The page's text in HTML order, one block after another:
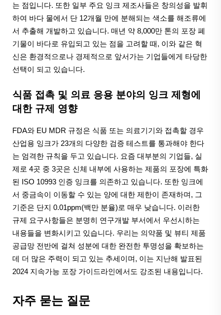
는 점입니다. 또한 일부 주요 잉크 제조사들은 창의성을 발휘
하여 바다 물에서 단 12개월 만에 분해되는 색소를 해조류에
서 추출해 개발하고 있습니다. 매년 약 8,000만 톤의 포장 폐
기물이 바다로 유입되고 있는 점을 고려할 때, 이와 같은 혁
신은 환경적으로나 경제적으로 앞서가는 기업들에게 타당한
선택이 되고 있습니다.
식품 접촉 및 의료 응용 분야의 잉크 제형에
대한 규제 영향
FDA와 EU MDR 규정은 식품 또는 의료기기와 접촉할 경우
산업용 잉크가 23개의 다양한 검증 테스트를 통과해야 한다
는 엄격한 규칙을 두고 있습니다. 요즘 대부분의 기업들, 실
제로 4곳 중 3곳은 신체 내부에 사용하는 제품의 포장에 특화
된 ISO 10993 인증 잉크를 의존하고 있습니다. 또한 잉크에
서 중금속이 이동할 수 있는 양에 대한 제한이 존재하며, 그
기준은 단지 0.01ppm(백만 분율)로 매우 낮습니다. 이러한
규제 요구사항들은 분명히 연구개발 부서에서 우선시하는
내용들을 변화시키고 있습니다. 우리는 의약품 및 뷰티 제품
공급망 전반에 걸쳐 성분에 대한 완전한 투명성을 확보하는
데 더 많은 주력이 되고 있는 추세이며, 이는 지난해 발표된
2024 지속가능 포장 가이드라인에서도 강조된 내용입니다.
자주 묻는 질문